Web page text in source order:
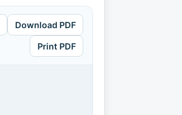
Download PDF
Print PDF